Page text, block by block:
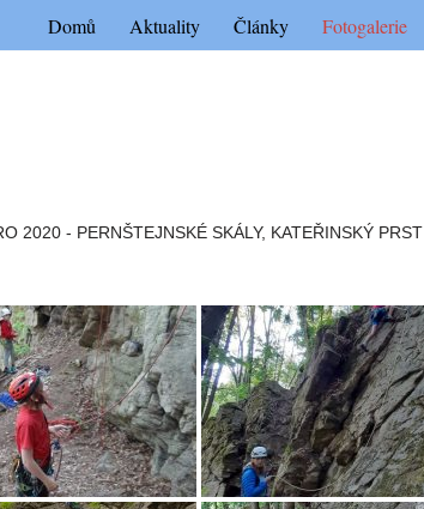
Domů Aktuality Články Fotogalerie
2020 - PERNŠTEJNSKÉ SKÁLY, KATEŘINSKÝ PRST